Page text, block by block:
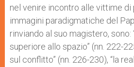
nel venire incontro alle vittime di
immagini paradigmatiche del
rinviando al suo magistero, sono:
superiore allo spazio” (nn. 222-
sul conflitto” (nn. 226-230), “la